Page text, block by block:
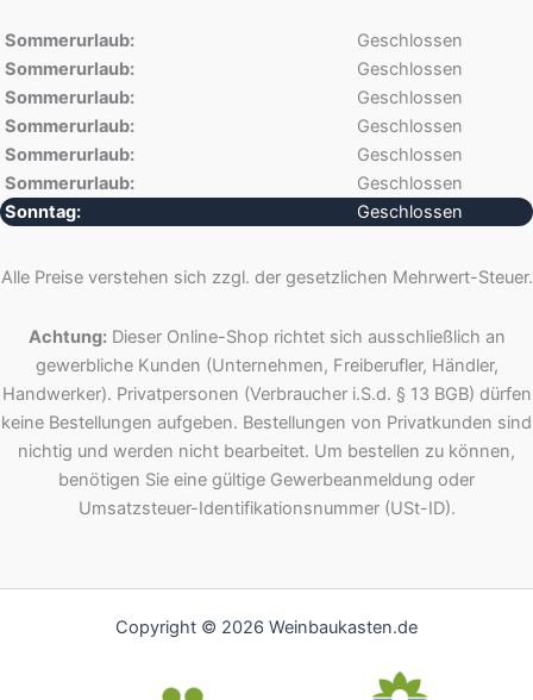
Sommerurlaub:
Geschlossen
Sommerurlaub:
Geschlossen
Sommerurlaub:
Geschlossen
Sommerurlaub:
Geschlossen
Sommerurlaub:
Geschlossen
Sommerurlaub:
Geschlossen
Sonntag:
Geschlossen
Alle Preise verstehen sich zzgl. der gesetzlichen Mehrwert-Steuer.
Achtung:Dieser Online-Shop richtet sich ausschließlich an
gewerbliche Kunden (Unternehmen, Freiberufler, Händler,
Handwerker). Privatpersonen (Verbraucher i.S.d. § 13 BGB) dürfen
keine Bestellungen aufgeben. Bestellungen von Privatkunden sind
nichtig und werden nicht bearbeitet. Um bestellen zu können,
benötigen Sie eine gültige Gewerbeanmeldung oder
Umsatzsteuer-Identifikationsnummer (USt-ID).
Copyright © 2026 Weinbaukasten.de